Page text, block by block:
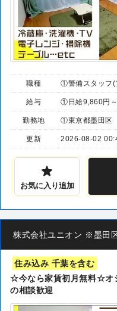
職種 ①警備スタッフ(
給与 ①日給9,860円～
勤務地 ①東京都墨田区
更新 2026-08-02
お気に入り追加
株式会社ユニオン ※墨田
住み込み 千葉を含む
☆今なら家賃初月無料☆オ
の相談歓迎